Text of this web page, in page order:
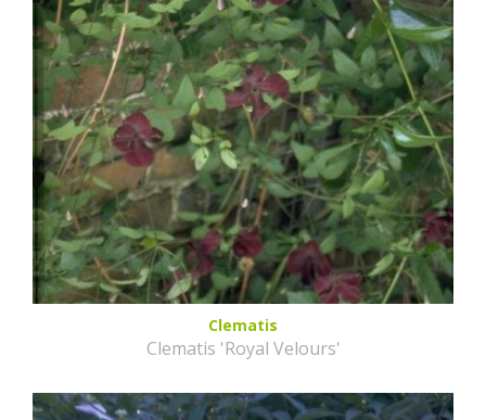
Clematis
Clematis 'Royal Velours'